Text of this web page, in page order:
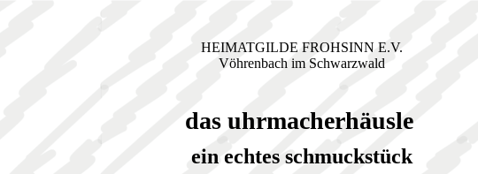
HEIMATGILDE FROHSINN E.V.
Vöhrenbach im Schwarzwald
das uhrmacherhäusle
ein echtes schmuckstück